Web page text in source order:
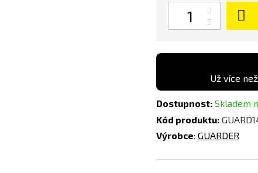
Už více
Dostupnost: Skladem
Kód produktu:
Výrobce: GUARDER